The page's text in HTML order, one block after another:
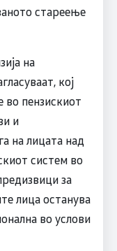
стареење
на
кој
во пензискиот
и
на лицата над
систем во
за
лица останува
во услови